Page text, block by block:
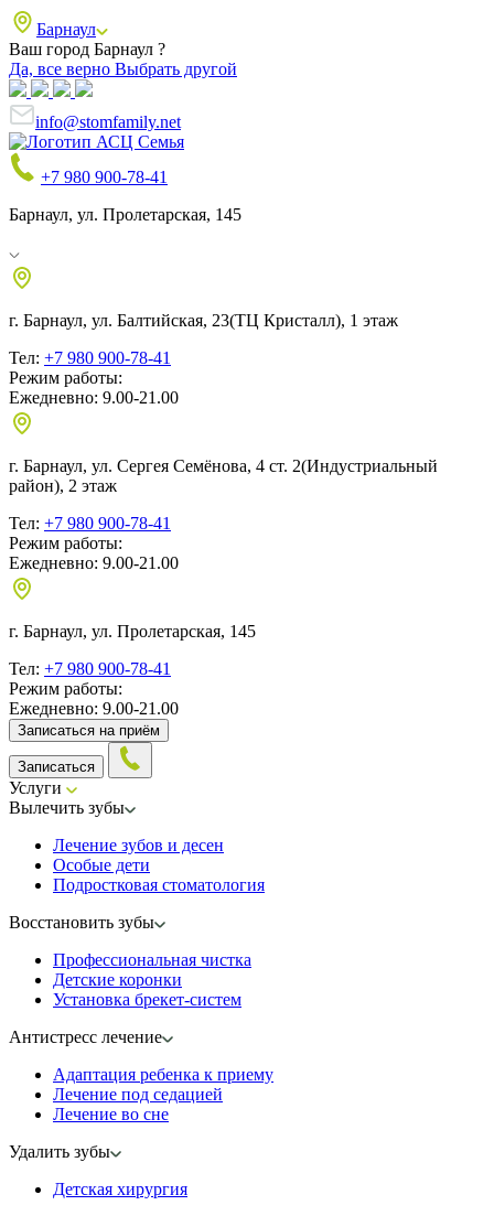
Барнаул
Ваш город Барнаул ?
Да, все верно Выбрать другой
info@stomfamily.net
+7 980 900-78-41
Барнаул, ул. Пролетарская, 145
г. Барнаул, ул. Балтийская, 23(ТЦ Кристалл), 1 этаж
Тел: +7 980 900-78-41
Режим работы:
Ежедневно: 9.00-21.00
г. Барнаул, ул. Сергея Семёнова, 4 ст. 2(Индустриальный
район), 2 этаж
Тел: +7 980 900-78-41
Режим работы:
Ежедневно: 9.00-21.00
г. Барнаул, ул. Пролетарская, 145
Тел: +7 980 900-78-41
Режим работы:
Ежедневно: 9.00-21.00
Записаться на приём
Записаться
Услуги
Вылечить зубы
Лечение зубов и десен
Особые дети
Подростковая стоматология
Восстановить зубы
Профессиональная чистка
Детские коронки
Установка брекет-систем
Антистресс лечение
Адаптация ребенка к приему
Лечение под седацией
Лечение во сне
Удалить зубы
Детская хирургия